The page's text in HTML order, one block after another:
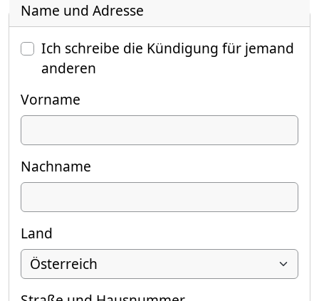
Name und Adresse
Ich schreibe die Kündigung für jemand
anderen
Vorname
Nachname
Land